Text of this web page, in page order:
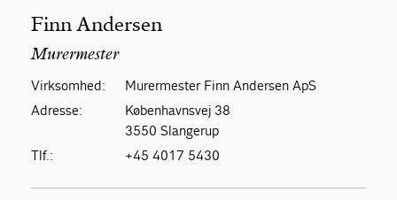
Finn Andersen
Murermester
Virksomhed:
Murermester Finn Andersen ApS
Adresse:
Københavnsvej 38
3550 Slangerup
Tlf.:
+45 4017 5430